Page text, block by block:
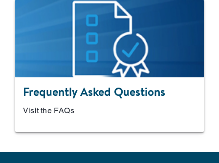
Frequently Asked Questions
Visit the FAQs